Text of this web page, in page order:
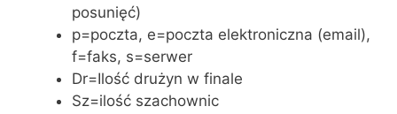
posunięć)
p=poczta, e=poczta elektroniczna (email),
f=faks, s=serwer
Dr=Ilość drużyn w finale
Sz=ilość szachownic